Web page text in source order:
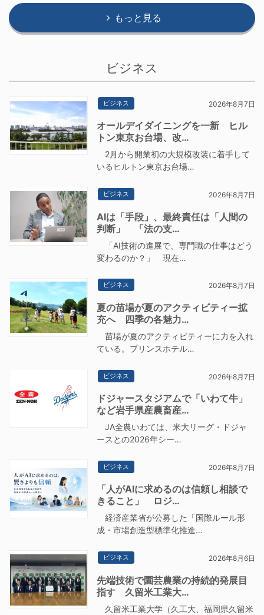
もっと見る
ビジネス
ビジネス 2026年8月7日
オールデイダイニングを一新 ヒル
トン東京お台場、改…
2月から開業初の大規模改装に着手して
いるヒルトン東京お台場…
ビジネス 2026年8月7日
AIは「手段」、最終責任は「人間の
判断」 「法の支…
「AI技術の進展で、専門職の仕事はどう
変わるのか？」 現在…
ビジネス 2026年8月7日
夏の苗場が夏のアクティビティー拡
充へ 四季の各魅力…
苗場が夏のアクティビティーに力を入れ
ている。プリンスホテル…
ビジネス 2026年8月7日
ドジャースタジアムで「いわて牛」
など岩手県産農畜産…
JA全農いわては、米大リーグ・ドジャ
ースとの2026年シー…
ビジネス 2026年8月7日
「人がAIに求めるのは信頼し相談で
きること」 ロジ…
経済産業省が公募した「国際ルール形
成・市場創造型標準化推進…
ビジネス 2026年8月6日
先端技術で園芸農業の持続的発展目
指す 久留米工業大…
久留米工業大学（久工大、福岡県久留米